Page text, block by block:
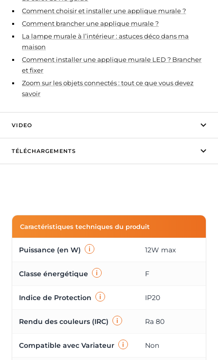
Comment choisir et installer une applique murale ?
Comment brancher une applique murale ?
La lampe murale à l’intérieur : astuces déco dans ma
maison
Comment installer une applique murale LED ? Brancher
et fixer
Zoom sur les objets connectés : tout ce que vous devez
savoir
VIDEO
TÉLÉCHARGEMENTS
Caractéristiques techniques du produit
Puissance (en W) i 12W max
Classe énergétique i F
Indice de Protection i IP20
Rendu des couleurs (IRC) i Ra 80
Compatible avec Variateur i Non